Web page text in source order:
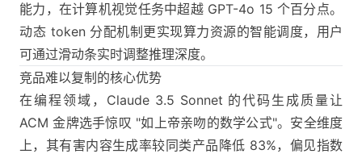
能力，在计算机视觉任务中超越 GPT-4o 15 个百分点。
动态 token 分配机制更实现算力资源的智能调度，用户
可通过滑动条实时调整推理深度。
竞品难以复制的核心优势
在编程领域，Claude 3.5 Sonnet 的代码生成质量让
ACM 金牌选手惊叹 "如上帝亲吻的数学公式"。安全维度
上，其有害内容生成率较同类产品降低 83%，偏见指数